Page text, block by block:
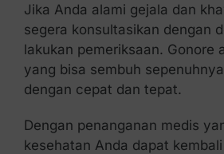
Jika Anda alami gejala dan
segera konsultasikan dengan
lakukan pemeriksaan. Gonore
yang bisa sembuh
dengan cepat dan tepat.
Dengan penanganan medis
kesehatan Anda dapat